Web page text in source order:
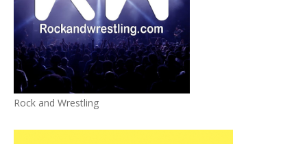
Rock and Wrestling